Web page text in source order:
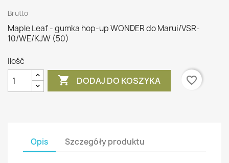
Brutto
Maple Leaf - gumka hop-up WONDER do Marui/VSR-
10/WE/KJW (50)
Ilość
 DODAJ DO KOSZYKA favorite_border
Opis Szczegóły produktu